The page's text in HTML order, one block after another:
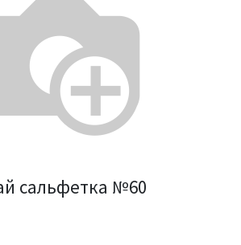
сальфетка №60